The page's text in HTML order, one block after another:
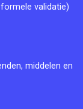
validatie)
middelen en